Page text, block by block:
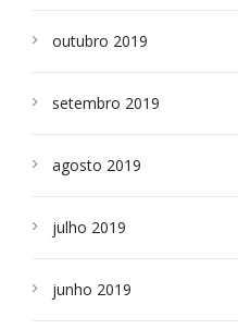
outubro 2019
setembro 2019
agosto 2019
julho 2019
junho 2019